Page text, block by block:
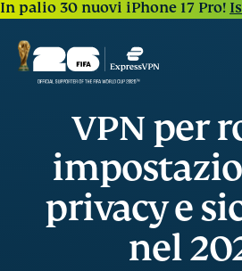
In palio 30 nuovi iPhone 17 Pro!
VPN per
privacy e
nel